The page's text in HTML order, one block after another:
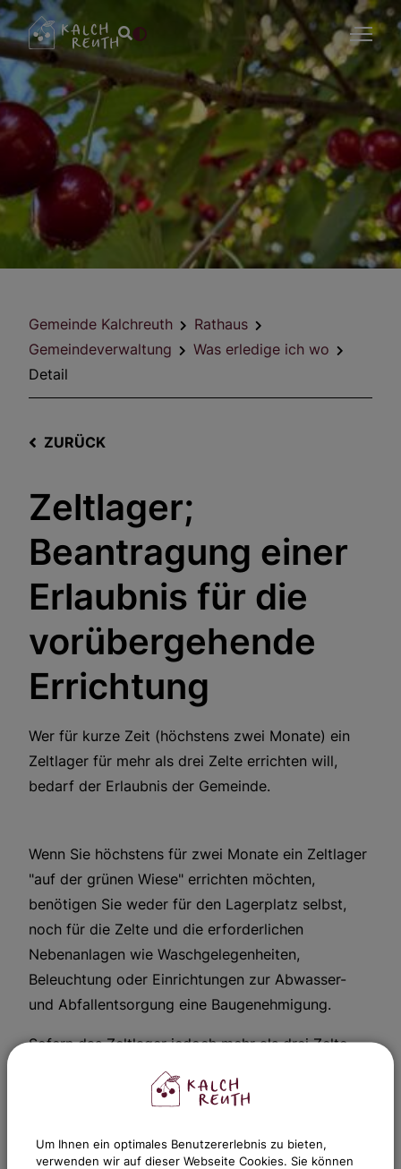
Gemeinde Kalchreuth
Rathaus
Gemeindeverwaltung
Was erledige ich wo
Detail
ZURÜCK
Zeltlager;
Beantragung einer
Erlaubnis für die
vorübergehende
Errichtung
Wer für kurze Zeit (höchstens zwei Monate) ein
Zeltlager für mehr als drei Zelte errichten will,
bedarf der Erlaubnis der Gemeinde.
Wenn Sie höchstens für zwei Monate ein Zeltlager
"auf der grünen Wiese" errichten möchten,
benötigen Sie weder für den Lagerplatz selbst,
noch für die Zelte und die erforderlichen
Nebenanlagen wie Waschgelegenheiten,
Beleuchtung oder Einrichtungen zur Abwasser-
und Abfallentsorgung eine Baugenehmigung.
Sofern das Zeltlager jedoch mehr als drei Zelte
umfassen soll, ist für die Errichtung des
Zeltlagerplatzes die Erlaubnis der Gemeinde nach
erforderlich.
Um Ihnen ein optimales Benutzererlebnis zu bieten,
verwenden wir auf dieser Webseite Cookies. Sie können